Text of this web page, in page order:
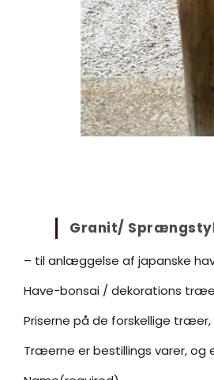
Granit/
– til anlæggelse af japanske
Have-bonsai / dekorations
Priserne på de forskellige
Træerne er bestillings varer, og